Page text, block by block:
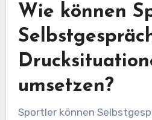
Wie können
umsetzen?
Sportler können